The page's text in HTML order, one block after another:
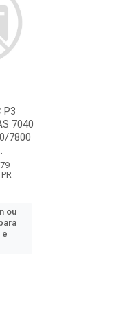
P3
7040
7800
ou
e